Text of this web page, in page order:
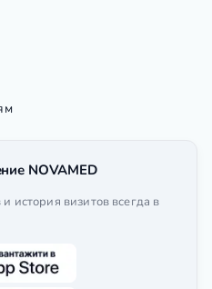
NOVAMED
история визитов всегда в